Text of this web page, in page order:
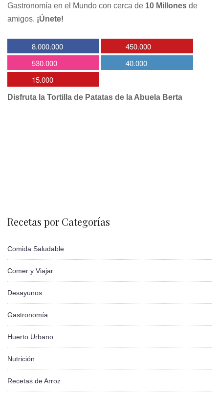
Gastronomía en el Mundo con cerca de 10 Millones de
amigos. ¡Únete!
8.000.000
450.000
530.000
40.000
15.000
Disfruta la Tortilla de Patatas de la Abuela Berta
Recetas por Categorías
Comida Saludable
Comer y Viajar
Desayunos
Gastronomía
Huerto Urbano
Nutrición
Recetas de Arroz